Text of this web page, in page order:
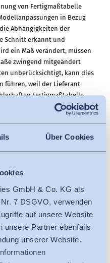
Über Cookies
GmbH & Co. KG als
7 DSGVO, verwenden
auf unsere Website
unsere Partner ebenfalls
unserer Website.
von Fertigmaßtabelle
in Bezug
Abhängigkeiten der
Schnitt erkannt und
ein Maß verändert, müssen
zwingend mitgeändert
unberücksichtigt, kann dies
führen, weil der Lieferant
Fertigmaßtabelle
als auch zu viel Maße in
dass der Lieferant keinen
die Messweisen der
Gradiergrundlagen. Es
Beispielen von Damen-
Fertigmaßtabellen bei der
erstellt